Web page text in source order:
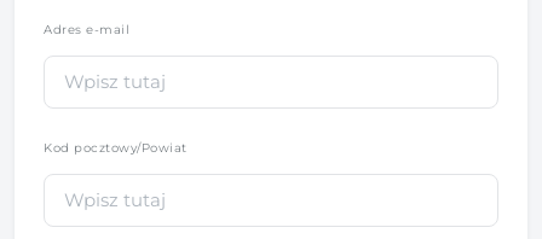
Adres e-mail
Kod pocztowy/Powiat